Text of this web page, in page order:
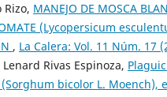
MANEJO DE MOSCA
(Lycopersicum
, La Calera: Vol. 11 Núm. 17
Rivas Espinoza,
bicolor L. Moench),